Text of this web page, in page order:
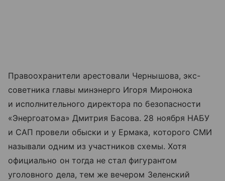
Правоохранители арестовали Чернышова, экс-
советника главы минэнерго Игоря Миронюка
и исполнительного директора по безопасности
«Энергоатома» Дмитрия Басова. 28 ноября НАБУ
и САП провели обыски и у Ермака, которого СМИ
называли одним из участников схемы. Хотя
официально он тогда не стал фигурантом
уголовного дела, тем же вечером Зеленский